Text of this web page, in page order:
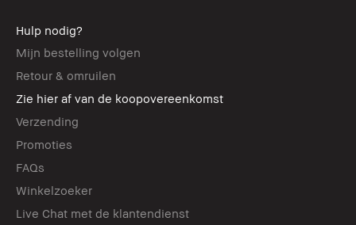
Hulp nodig?
Mijn bestelling volgen
Retour & omruilen
Zie hier af van de koopovereenkomst
Verzending
Promoties
FAQs
Winkelzoeker
Live Chat met de klantendienst